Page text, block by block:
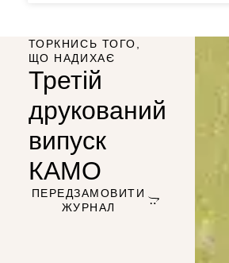
ТОРКНИСЬ ТОГО,
ЩО НАДИХАЄ
Третій
друкований
випуск
КАМО
ПЕРЕДЗАМОВИТИ
ЖУРНАЛ